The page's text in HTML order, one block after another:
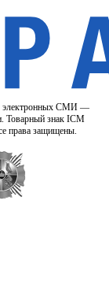
в электронных СМИ —
Товарный знак ICM
права защищены.